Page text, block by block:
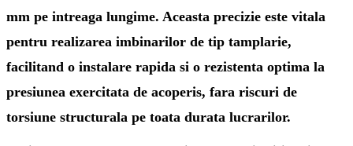
mm pe intreaga lungime. Aceasta precizie este vitala
pentru realizarea imbinarilor de tip tamplarie,
facilitand o instalare rapida si o rezistenta optima la
presiunea exercitata de acoperis, fara riscuri de
torsiune structurala pe toata durata lucrarilor.